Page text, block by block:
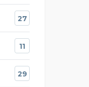
27
11
29